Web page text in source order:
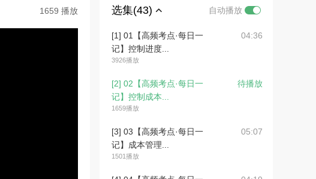
1659 播放 选集(43) 自动播放
[1] 01【高频考点·每日一
记】控制进度...
3926播放
04:36
[2] 02【高频考点·每日一
记】控制成本...
1659播放
待播放
[3] 03【高频考点·每日一
记】成本管理...
1501播放
05:07